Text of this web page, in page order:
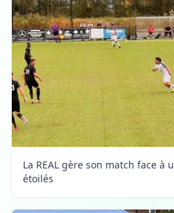
La REAL gère son match face à
étoilés